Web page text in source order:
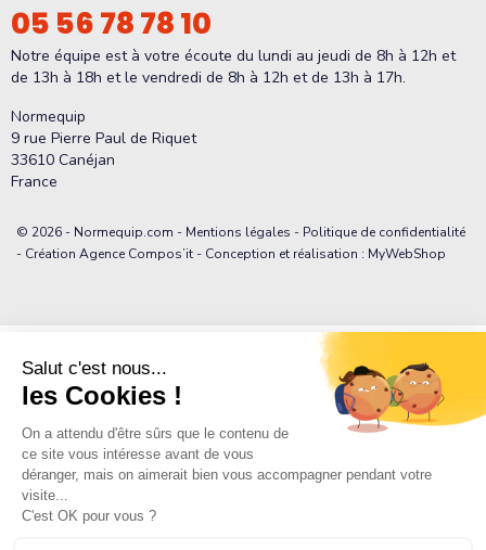
39,90 €
05 56 78 78 10
Notre équipe est à votre écoute du lundi au jeudi de 8h à 12h et
de 13h à 18h et le vendredi de 8h à 12h et de 13h à 17h.
Normequip
9 rue Pierre Paul de Riquet
33610 Canéjan
France
© 2026 - Normequip.com - Mentions légales - Politique de confidentialité
- Création Agence Compos’it - Conception et réalisation : MyWebShop